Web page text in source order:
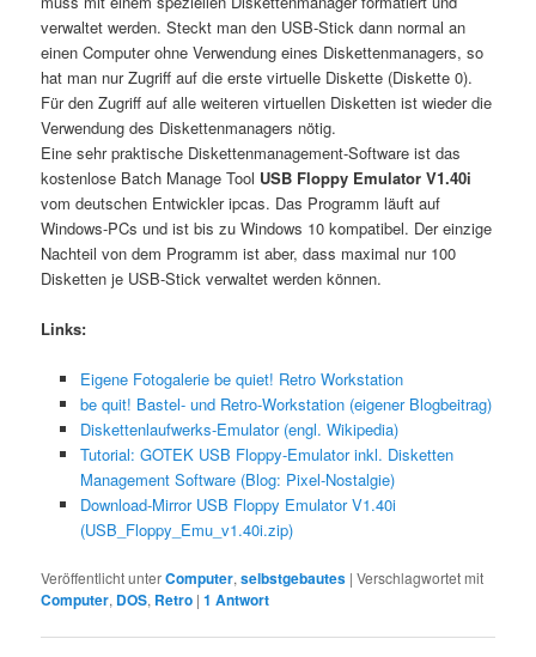
verwaltet werden. Steckt man den USB-Stick dann normal an
einen Computer ohne Verwendung eines Diskettenmanagers, so
hat man nur Zugriff auf die erste virtuelle Diskette (Diskette 0).
Für den Zugriff auf alle weiteren virtuellen Disketten ist wieder die
Verwendung des Diskettenmanagers nötig.
Eine sehr praktische Diskettenmanagement-Software ist das
kostenlose Batch Manage Tool USB Floppy Emulator V1.40i
vom deutschen Entwickler ipcas. Das Programm läuft auf
Windows-PCs und ist bis zu Windows 10 kompatibel. Der einzige
Nachteil von dem Programm ist aber, dass maximal nur 100
Disketten je USB-Stick verwaltet werden können.
Links:
Eigene Fotogalerie be quiet! Retro Workstation
be quit! Bastel- und Retro-Workstation (eigener Blogbeitrag)
Diskettenlaufwerks-Emulator (engl. Wikipedia)
Tutorial: GOTEK USB Floppy-Emulator inkl. Disketten
Management Software (Blog: Pixel-Nostalgie)
Download-Mirror USB Floppy Emulator V1.40i
(USB_Floppy_Emu_v1.40i.zip)
Veröffentlicht unterComputer,selbstgebautes |Verschlagwortet mit
Computer, DOS, Retro |1 Antwort